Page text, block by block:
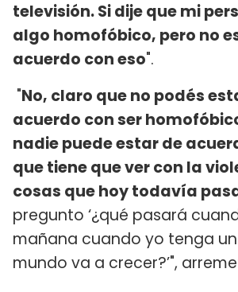
televisión. Si dije que mi
algo homofóbico, pero no
acuerdo con eso".
"No, claro que no podés
acuerdo con ser
nadie puede estar de
que tiene que ver con la
cosas que hoy todavía
pregunto ‘¿qué pasará
mañana cuando yo tenga un
mundo va a crecer?’",